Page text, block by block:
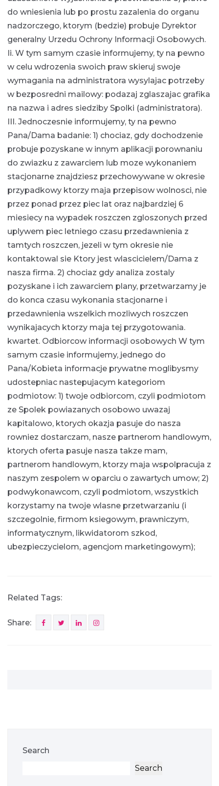
do wniesienia lub po prostu zazalenia do organu
nadzorczego, ktorym (bedzie) probuje Dyrektor
generalny Urzedu Ochrony Informacji Osobowych.
Ii. W tym samym czasie informujemy, ty na pewno
w celu wdrozenia swoich praw skieruj swoje
wymagania na administratora wysylajac potrzeby
w bezposredni mailowy: podazaj zglaszajac grafika
na nazwa i adres siedziby Spolki (administratora).
III. Jednoczesnie informujemy, ty na pewno
Pana/Dama badanie: 1) chociaz, gdy dochodzenie
probuje pozyskane w innym aplikacji porownaniu
do zwiazku z zawarciem lub moze wykonaniem
stacjonarne znajdziesz przechowywane w okresie
przypadkowy ktorzy maja przepisow wolnosci, nie
przez ponad przez piec lat oraz najbardziej 6
miesiecy na wypadek roszczen zgloszonych przed
uplywem piec letniego czasu przedawnienia z
tamtych roszczen, jezeli w tym okresie nie
kontaktowal sie Ktory jest wlascicielem/Dama z
nasza firma. 2) chociaz gdy analiza zostaly
pozyskane i ich zawarciem plany, przetwarzamy je
do konca czasu wykonania stacjonarne i
przedawnienia wszelkich mozliwych roszczen
wynikajacych ktorzy maja tej przygotowania.
kwartet. Odbiorcow informacji osobowych W tym
samym czasie informujemy, jednego do
Pana/Kobieta informacje prywatne moglibysmy
udostepniac nastepujacym kategoriom
podmiotow: 1) twoje odbiorcom, czyli podmiotom
ze Spolek powiazanych osobowo uwazaj
kapitalowo, ktorych okazja pasuje do nasza
rowniez dostarczam, nasze partnerom handlowym,
ktorych oferta pasuje nasza takze mam,
partnerom handlowym, ktorzy maja wspolpracuja z
naszym zespolem w oparciu o zawartych umow; 2)
podwykonawcom, czyli podmiotom, wszystkich
korzystamy na twoje wlasne przetwarzaniu (i
szczegolnie, firmom ksiegowym, prawniczym,
informatycznym, likwidatorom szkod,
ubezpieczycielom, agencjom marketingowym);
Related Tags:
Share:
Search
Search